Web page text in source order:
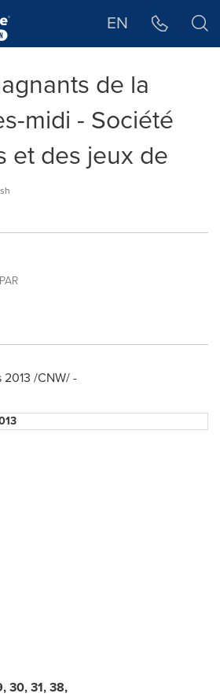
EN
de la
midi - Société
et des jeux de
2013 /CNW/ -
30, 31, 38,